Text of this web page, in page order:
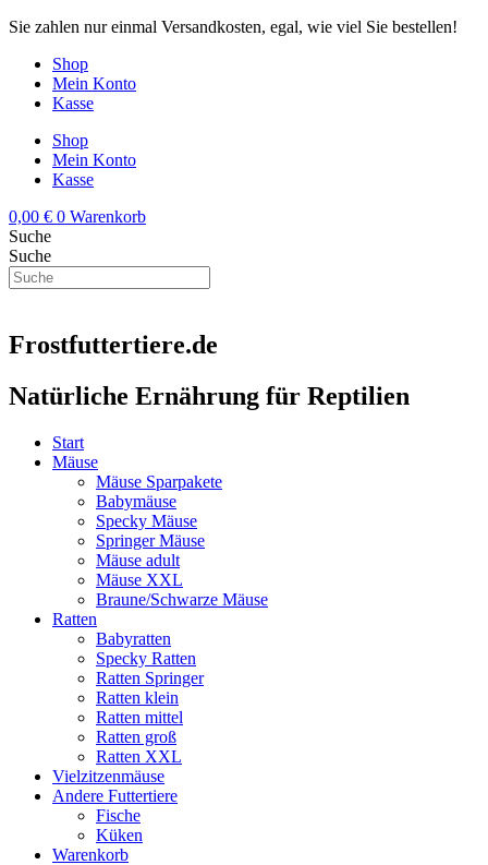
Zum
springen
Sie zahlen nur einmal Versandkosten, egal, wie viel Sie bestellen!
Shop
Mein Konto
Kasse
Shop
Mein Konto
Kasse
0,00 € 0 Warenkorb
Suche
Suche
Frostfuttertiere.de
Natürliche Ernährung für Reptilien
Start
Mäuse
Mäuse Sparpakete
Babymäuse
Specky Mäuse
Springer Mäuse
Mäuse adult
Mäuse XXL
Braune/Schwarze Mäuse
Ratten
Babyratten
Specky Ratten
Ratten Springer
Ratten klein
Ratten mittel
Ratten groß
Ratten XXL
Vielzitzenmäuse
Andere Futtertiere
Fische
Küken
Warenkorb